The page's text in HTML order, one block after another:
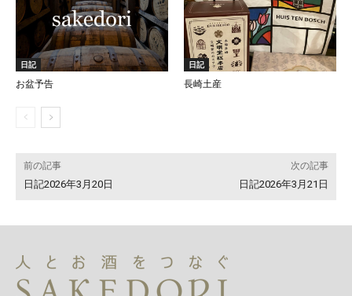
日記
お盆予告
日記
長崎土産
前の記事
日記2026年3月20日
次の記事
日記2026年3月21日